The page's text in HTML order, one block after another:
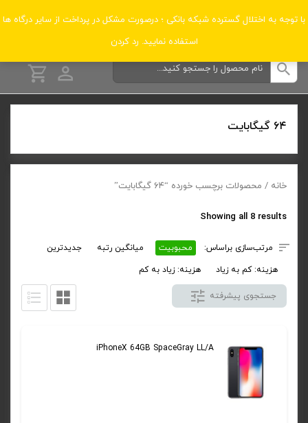
با توجه به اختلال گسترده شبکه بانکی ؛ درصورت مشکل در پرداخت از سایر درگاه ها
استفاده نمایید. رد کردن
دسته‌بندی‌ها
۶۴ گیگابایت
خانه / محصولات برچسب خورده “۶۴ گیگابایت”
Showing all 8 results
by
مرتب‌سازی براساس: محبوبیت میانگین رتبه
جدیدترین
هزینه: کم به زیاد
هزینه: زیاد به کم
جستجوی پیشرفته
iPhoneX 64GB SpaceGray LL/A